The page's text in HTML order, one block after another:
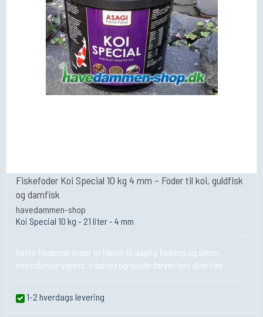
Fiskefoder Koi Special 10 kg 4 mm – Foder til koi, guldfisk
og damfisk
havedammen-shop
Koi Special 10 kg - 21 liter - 4 mm
Dette flydende foder er ideelt til daglig fodring og sikrer
enestående vækst, vitalitet og sunde farver hos dine fisk
1-2 hverdags levering